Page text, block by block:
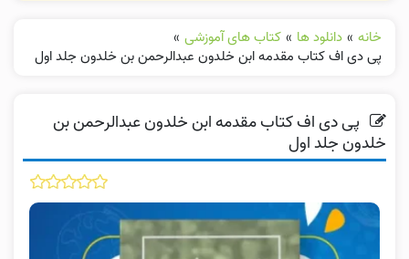
خانه » دانلود ها » کتاب های آموزشی »
پی دی اف کتاب مقدمه ابن خلدون عبدالرحمن بن خلدون جلد اول
پی دی اف کتاب مقدمه ابن خلدون عبدالرحمن بن
خلدون جلد اول